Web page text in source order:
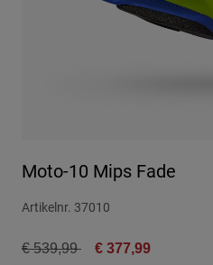
Ersatzteile
Moto-10 Mips Fade
Artikelnr. 37010
Price reduced from
€ 539,99to € 377,99